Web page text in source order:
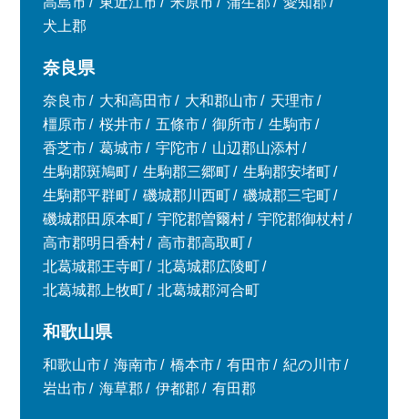
犬上郡
奈良県
奈良市 大和高田市 大和郡山市
天理市
橿原市
桜井市 五條市 御所市
生駒市
香芝市
葛城市 宇陀市
山辺郡山添村
生駒郡斑鳩町
生駒郡三郷町
生駒郡安堵町
生駒郡平群町
磯城郡川西町
磯城郡三宅町
磯城郡田原本町
宇陀郡曽爾村
宇陀郡御杖村
高市郡明日香村
高市郡高取町
北葛城郡王寺町
北葛城郡広陵町
北葛城郡上牧町
北葛城郡河合町
和歌山県
和歌山市 海南市 橋本市 有田市
紀の川市
岩出市
海草郡 伊都郡 有田郡